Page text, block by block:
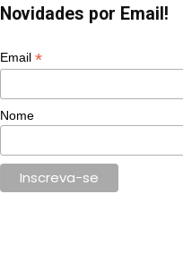
Novidades por Email!
Email *
Nome